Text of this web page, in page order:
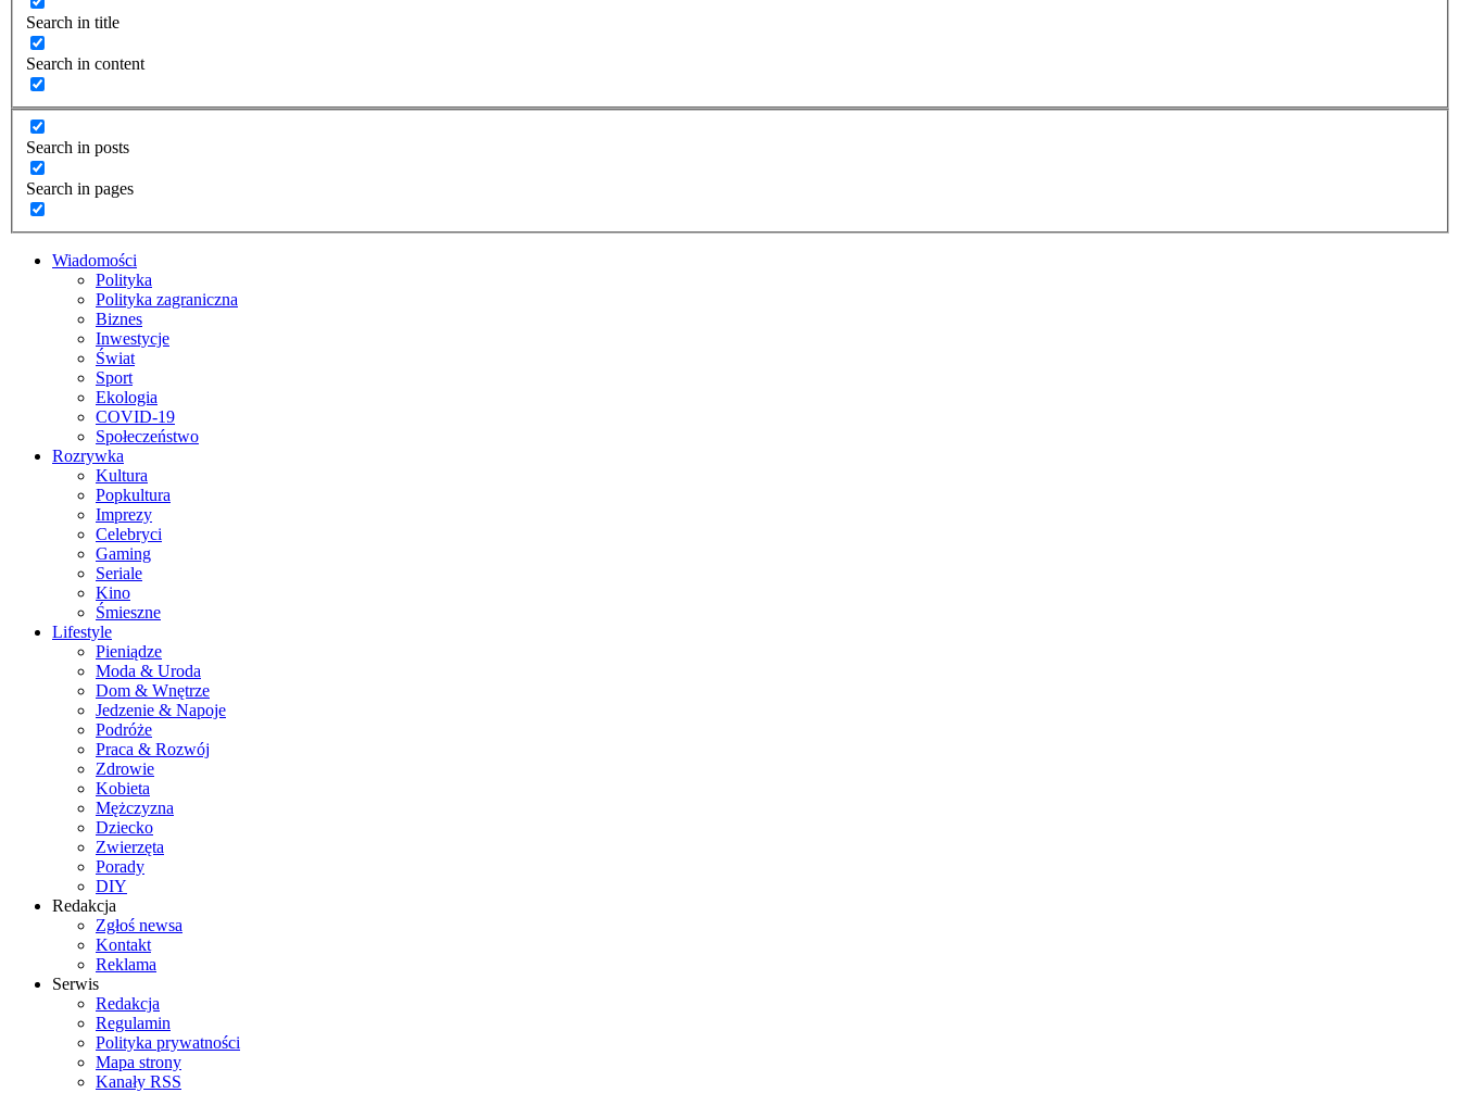
Search in title
Search in content
Search in posts
Search in pages
Wiadomości
Polityka
Polityka zagraniczna
Biznes
Inwestycje
Świat
Sport
Ekologia
COVID-19
Społeczeństwo
Rozrywka
Kultura
Popkultura
Imprezy
Celebryci
Gaming
Seriale
Kino
Śmieszne
Lifestyle
Pieniądze
Moda & Uroda
Dom & Wnętrze
Jedzenie & Napoje
Podróże
Praca & Rozwój
Zdrowie
Kobieta
Mężczyzna
Dziecko
Zwierzęta
Porady
DIY
Redakcja
Zgłoś newsa
Kontakt
Reklama
Serwis
Redakcja
Regulamin
Polityka prywatności
Mapa strony
Kanały RSS